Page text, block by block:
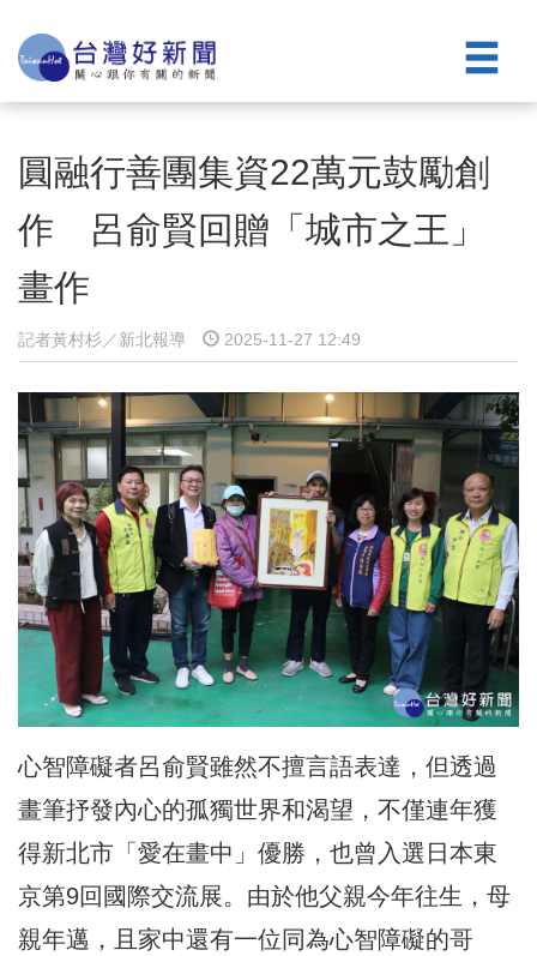
圓融行善團集資22萬元鼓勵創
作 呂俞賢回贈「城市之王」
畫作
記者黃村杉／新北報導 2025-11-27 12:49
心智障礙者呂俞賢雖然不擅言語表達，但透過
畫筆抒發內心的孤獨世界和渴望，不僅連年獲
得新北市「愛在畫中」優勝，也曾入選日本東
京第9回國際交流展。由於他父親今年往生，母
親年邁，且家中還有一位同為心智障礙的哥